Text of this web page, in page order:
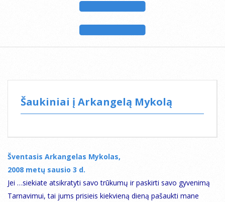
Šaukiniai į Arkangelą Mykolą
Šventasis Arkangelas Mykolas,
2008 metų sausio 3 d.
Jei …siekiate atsikratyti savo trūkumų ir paskirti savo gyvenimą
Tarnavimui, tai jums prisieis kiekvieną dieną pašaukti mane